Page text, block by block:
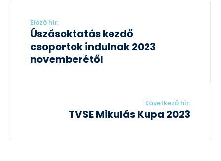
Előző hír:
Úszásoktatás kezdő
csoportok indulnak 2023
novemberétől
Következő hír:
TVSE Mikulás Kupa 2023